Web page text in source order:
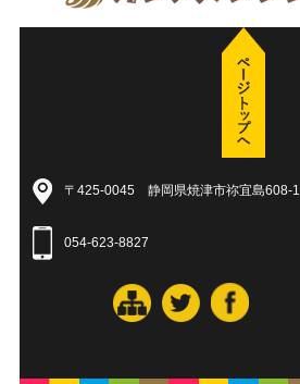
〒425-0045 静岡県焼津市祢宜島608-1
054-623-8827